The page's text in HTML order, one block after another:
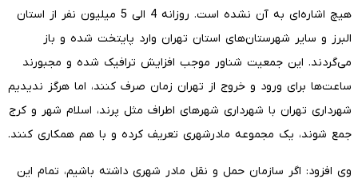
هیچ اشاره‌ای به آن نشده است. روزانه 4 الی 5 میلیون نفر از استان
البرز و سایر شهرستان‌های استان تهران وارد پایتخت شده و باز
می‌گردند. این جمعیت شناور موجب افزایش ترافیک شده و مجبورند
ساعت‌ها برای ورود و خروج از تهران زمان صرف کنند، اما هرگز ندیدیم
شهرداری تهران با شهرداری شهرهای اطراف مثل پرند، اسلام شهر و کرج
جمع شوند، یک مجموعه مادرشهری تعریف کرده و با هم همکاری کنند.
وی افزود: اگر سازمان حمل و نقل مادر شهری داشته باشیم، تمام این